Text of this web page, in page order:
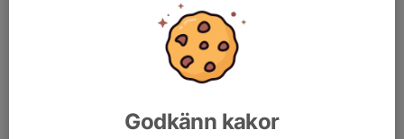
Godkänn kakor